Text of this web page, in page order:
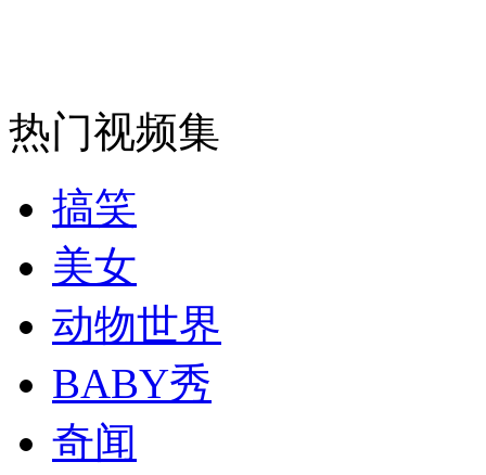
女孩北京地铁殴打老人 痛下狠手拳打脚踢
无痛分娩是否安全 医生回应
外交部：反对强权政治霸凌主义
外交部：有关国家言论片面不公正
安徽一实载49人客车翻车
热门视频集
搞笑
美女
动物世界
BABY秀
奇闻